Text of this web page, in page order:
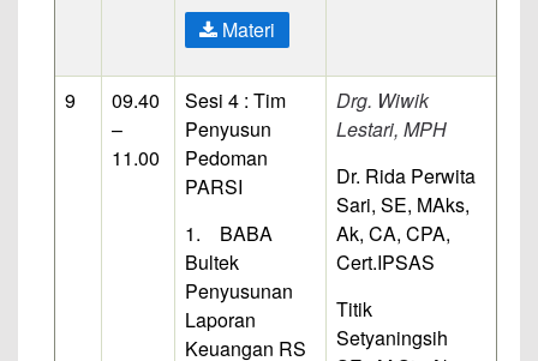
Materi
9
09.40
–
11.00
Sesi 4 : Tim
Penyusun
Pedoman
PARSI
1. BABA
Bultek
Penyusunan
Laporan
Keuangan RS
Drg. Wiwik
Lestari, MPH
Dr. Rida Perwita
Sari, SE, MAks,
Ak, CA, CPA,
Cert.IPSAS
Titik
Setyaningsih